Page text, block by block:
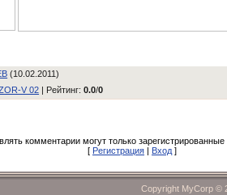
(10.02.2011)
V 02 | Рейтинг:0.0/0
комментарии могут только зарегистрированные
[ Регистрация | Вход ]
Copyright MyCorp ©